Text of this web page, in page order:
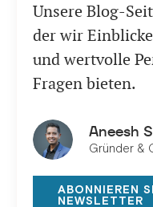
Unsere Blog-
der wir
und wertvolle
Fragen bieten.
Aneesh
Gründer &
ABONNIEREN
NEWSLETTER